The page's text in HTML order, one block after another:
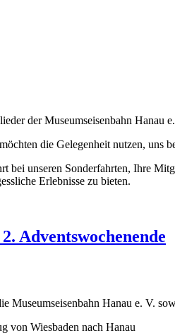
der Museumseisenbahn Hanau
die Gelegenheit nutzen, uns
bei unseren Sonderfahrten, Ihre
Erlebnisse zu bieten.
Adventswochenende
Museumseisenbahn Hanau e. V.
von Wiesbaden nach Hanau